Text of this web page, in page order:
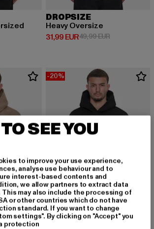
EUR
DROPSIZE
Heavy Oversize
31,99 EUR
Derzeitiger Preis: 31,99 EUR
49,99 EURAktionspreis:
-20%
DROPSIZE
Heavy Oversize
SEE YOU
to improve your use experience,
analyse use behaviour and to
interest-based contents and
we allow partners to extract data
may also include the processing of
or other countries which do not have
standard. If you want to change
settings". By clicking on "Accept" you
protection